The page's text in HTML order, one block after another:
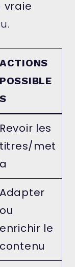
vraie
ACTIONS
POSSIBLE
S
Revoir les
titres/met
a
Adapter
ou
enrichir le
contenu